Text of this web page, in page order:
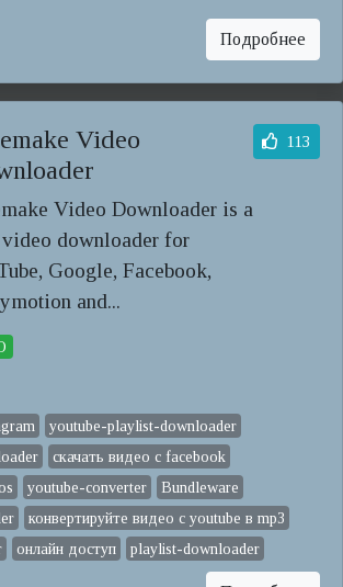
Подробнее
Video
Video Downloader is a
downloader for
Google, Facebook,
and...
113
youtube-playlist-downloader
скачать видео с facebook
youtube-converter
Bundleware
конвертируйте видео с youtube в mp3
онлайн доступ playlist-downloader